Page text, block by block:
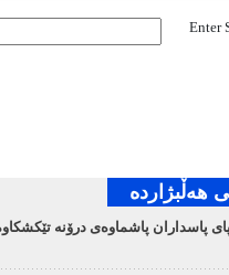
پاسداران پاشماوەی درۆنە